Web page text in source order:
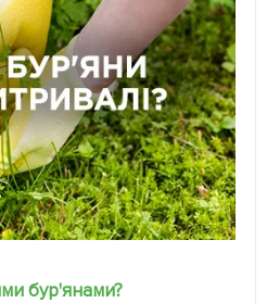
бур'янами?